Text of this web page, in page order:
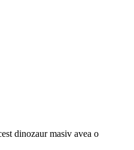
dinozaur masiv avea o